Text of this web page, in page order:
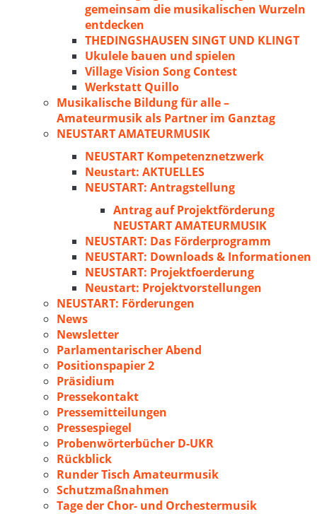
gemeinsam die musikalischen Wurzeln
entdecken
THEDINGSHAUSEN SINGT UND KLINGT
Ukulele bauen und spielen
Village Vision Song Contest
Werkstatt Quillo
Musikalische Bildung für alle –
Amateurmusik als Partner im Ganztag
NEUSTART AMATEURMUSIK
NEUSTART Kompetenznetzwerk
Neustart: AKTUELLES
NEUSTART: Antragstellung
Antrag auf Projektförderung
NEUSTART AMATEURMUSIK
NEUSTART: Das Förderprogramm
NEUSTART: Downloads & Informationen
NEUSTART: Projektfoerderung
Neustart: Projektvorstellungen
NEUSTART: Förderungen
News
Newsletter
Parlamentarischer Abend
Positionspapier 2
Präsidium
Pressekontakt
Pressemitteilungen
Pressespiegel
Probenwörterbücher D-UKR
Rückblick
Runder Tisch Amateurmusik
Schutzmaßnahmen
Tage der Chor- und Orchestermusik